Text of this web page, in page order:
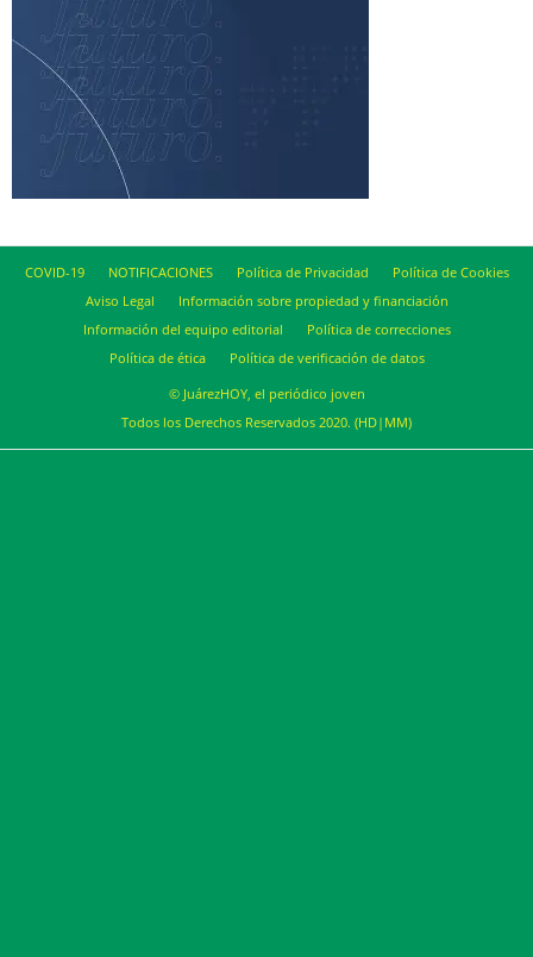
COVID-19 NOTIFICACIONES Política de Privacidad
Política de Cookies
Aviso Legal
Información sobre propiedad y financiación
Información del equipo editorial
Política de correcciones
Política de ética
Política de verificación de datos
© JuárezHOY, el periódico joven
Todos los Derechos Reservados 2020. (HD|MM)